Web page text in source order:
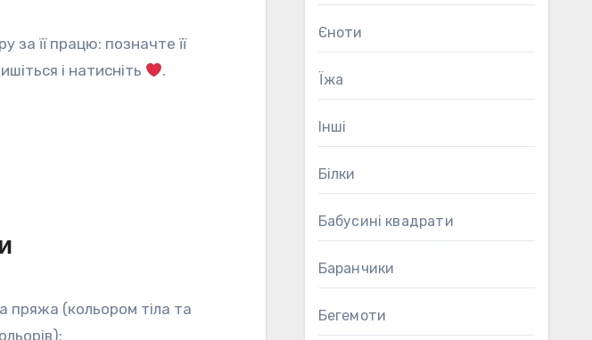
за її працю: позначте її
і натисніть .
пряжа (кольором тіла та
Єноти
Їжа
Інші
Білки
Бабусині квадрати
Баранчики
Бегемоти